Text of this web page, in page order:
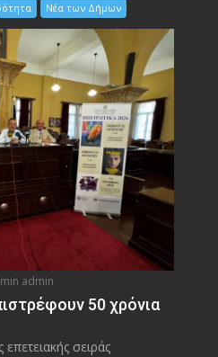
Νέα των Δήμων
admin
50 χρόνια
σειράς